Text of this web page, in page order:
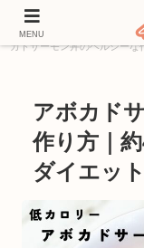
カドサーモン丼のヘルシー
アボカド
作り方｜
ダイエッ
MENU